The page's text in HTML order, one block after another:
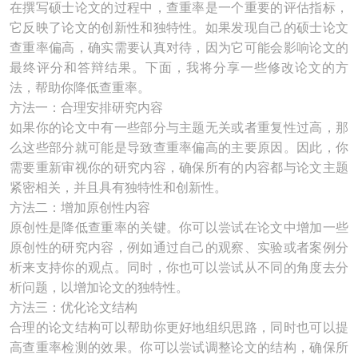
在撰写硕士论文的过程中，查重率是一个重要的评估指标，
它反映了论文的创新性和独特性。如果发现自己的硕士论文
查重率偏高，确实需要认真对待，因为它可能会影响论文的
最终评分和答辩结果。下面，我将分享一些修改论文的方
法，帮助你降低查重率。
方法一：合理安排研究内容
如果你的论文中有一些部分与主题无关或者重复性过高，那
么这些部分就可能是导致查重率偏高的主要原因。因此，你
需要重新审视你的研究内容，确保所有的内容都与论文主题
紧密相关，并且具有独特性和创新性。
方法二：增加原创性内容
原创性是降低查重率的关键。你可以尝试在论文中增加一些
原创性的研究内容，例如通过自己的观察、实验或者案例分
析来支持你的观点。同时，你也可以尝试从不同的角度去分
析问题，以增加论文的独特性。
方法三：优化论文结构
合理的论文结构可以帮助你更好地组织思路，同时也可以提
高查重率检测的效果。你可以尝试调整论文的结构，确保所